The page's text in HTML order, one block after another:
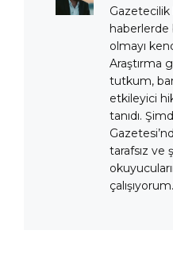
haberlerde
olmayı
Araştırma
tutkum,
etkileyici
tanıdı.
tarafsız ve
çalışıyorum.